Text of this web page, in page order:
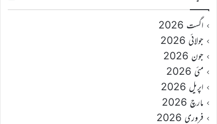
اگست 2026
جولائی 2026
جون 2026
مئی 2026
اپریل 2026
مارچ 2026
فروری 2026